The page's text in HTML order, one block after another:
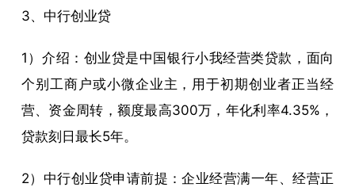
3、中行创业贷
1）介绍：创业贷是中国银行小我经营类贷款，面向
个别工商户或小微企业主，用于初期创业者正当经
营、资金周转，额度最高300万，年化利率4.35%，
贷款刻日最长5年。
2）中行创业贷申请前提：企业经营满一年、经营正